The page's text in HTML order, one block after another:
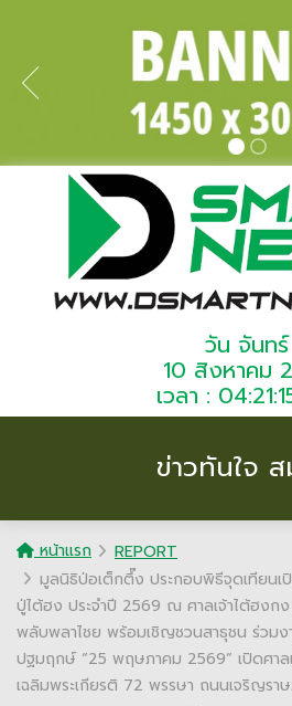
วัน จันทร์
10 สิงหาคม
เวลา :
ข่าวทันใจ
หน้าแรก
REPORT
มูลนิธิป่อเต็กตึ๊ง ประกอบพิธีจุดเทียนเ
ปู่ไต้ฮง ประจำปี 2569 ณ ศาลเจ้าไต้ฮงก
พลับพลาไชย พร้อมเชิญชวนสาธุชน ร่วมง
ปฐมฤกษ์ “25 พฤษภาคม 2569” เปิดศาล
เฉลิมพระเกียรติ 72 พรรษา ถนนเจริญรา